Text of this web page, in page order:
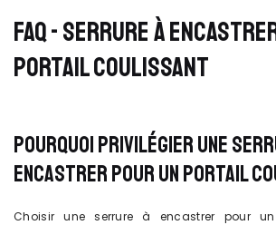
FAQ - SERRURE À
PORTAIL COULISSANT
POURQUOI PRIVILÉGIER UNE
ENCASTRER POUR UN PORTAIL
Choisir une serrure à encastrer pour